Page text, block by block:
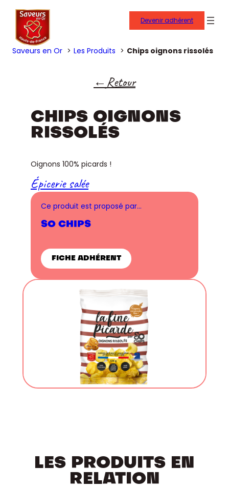
Devenir adhérent
Saveurs en Or Les Produits Chips oignons rissolés
Retour
CHIPS OIGNONS
RISSOLÉS
Oignons 100% picards !
Épicerie salée
Ce produit est proposé par…
SO CHIPS
FICHE ADHÉRENT
LES PRODUITS EN
RELATION